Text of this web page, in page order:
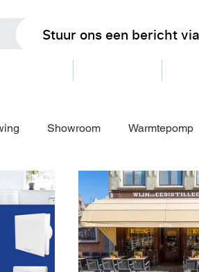
Stuur ons een bericht
Showroom Warmtepomp
Egmond aan Zee Blokker
Openingstijden bouwvak